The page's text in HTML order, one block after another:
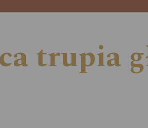
trupia